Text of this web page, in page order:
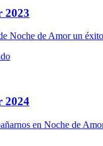
2023
Noche de Amor un
2024
en Noche de